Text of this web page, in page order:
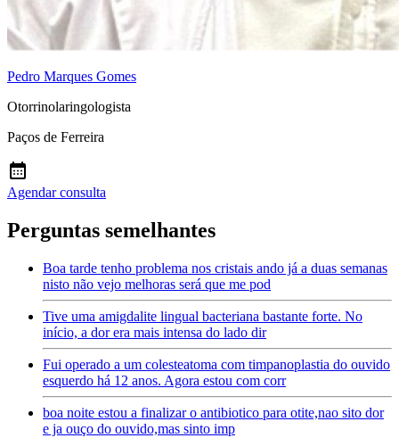
Pedro Marques Gomes
Otorrinolaringologista
Paços de Ferreira
Agendar consulta
Perguntas semelhantes
Boa tarde tenho problema nos cristais ando já a duas semanas
nisto não vejo melhoras será que me pod
Tive uma amigdalite lingual bacteriana bastante forte. No
início, a dor era mais intensa do lado dir
Fui operado a um colesteatoma com timpanoplastia do ouvido
esquerdo há 12 anos. Agora estou com corr
boa noite estou a finalizar o antibiotico para otite,nao sito dor
e ja ouço do ouvido,mas sinto imp